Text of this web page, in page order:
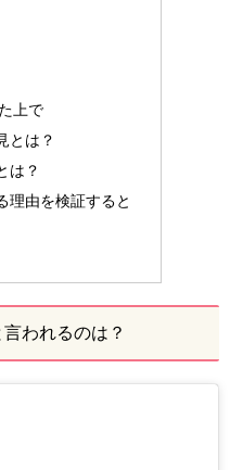
上で
とは？
は？
理由を検証すると
われるのは？